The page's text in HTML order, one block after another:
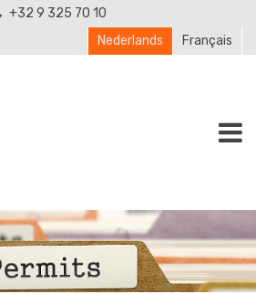
gaan
+32 9 325 70 10
Nederlands
Français